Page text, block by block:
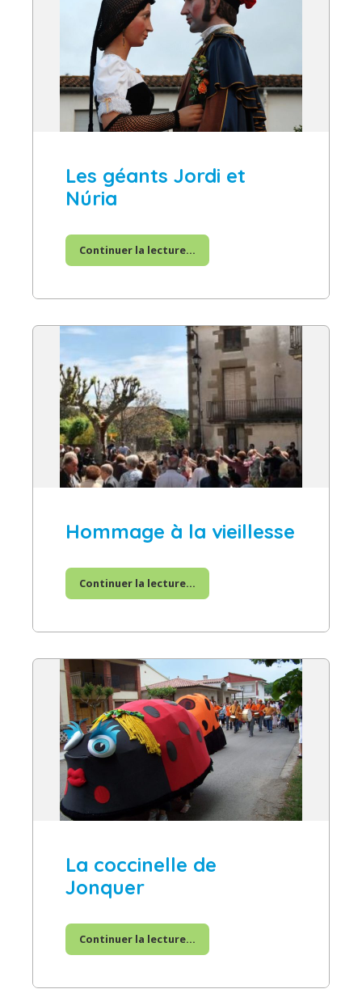
Les géants Jordi et
Núria
Continuer la lecture...
Hommage à la vieillesse
Continuer la lecture...
La coccinelle de
Jonquer
Continuer la lecture...